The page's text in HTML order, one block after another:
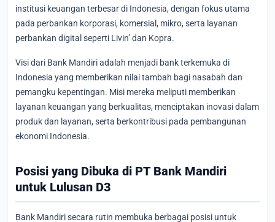
institusi keuangan terbesar di Indonesia, dengan fokus utama
pada perbankan korporasi, komersial, mikro, serta layanan
perbankan digital seperti Livin’ dan Kopra.
Visi dari Bank Mandiri adalah menjadi bank terkemuka di
Indonesia yang memberikan nilai tambah bagi nasabah dan
pemangku kepentingan. Misi mereka meliputi memberikan
layanan keuangan yang berkualitas, menciptakan inovasi dalam
produk dan layanan, serta berkontribusi pada pembangunan
ekonomi Indonesia.
Posisi yang Dibuka di PT Bank Mandiri
untuk Lulusan D3
Bank Mandiri secara rutin membuka berbagai posisi untuk